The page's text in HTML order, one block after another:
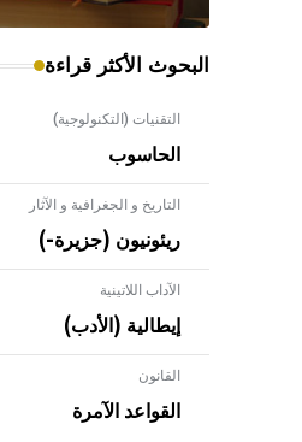
البحوث الأكثر قراءة
التقنيات (التكنولوجية)
الحاسوب
التاريخ و الجغرافية و الآثار
ريئونيون (جزيرة-)
الآداب اللاتينية
إيطالية (الأدب)
القانون
القواعد الآمرة
- هل تعلم أن الأبلق
الهندسية التي ارتبطت
في بلاد الشام ومصر